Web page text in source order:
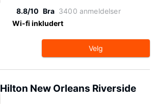
8.8/10 Bra 3400 anmeldelser
Wi-fi inkludert
Velg
Hilton New Orleans Riverside